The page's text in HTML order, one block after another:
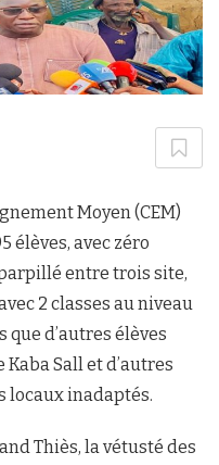
Moyen (CEM)
élèves, avec zéro
entre trois site,
2 classes au niveau
d’autres élèves
Sall et d’autres
locaux inadaptés.
Thiès, la vétusté des